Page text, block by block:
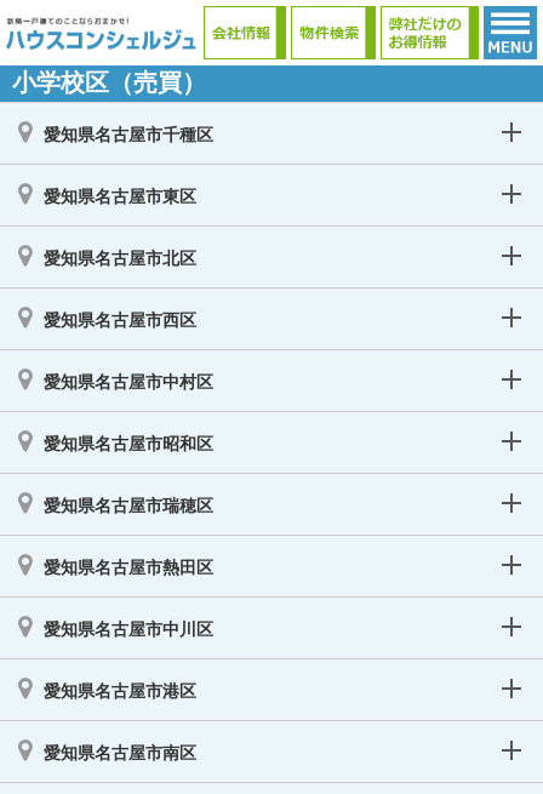
小学校区（売買）
愛知県名古屋市千種区
愛知県名古屋市東区
愛知県名古屋市北区
愛知県名古屋市西区
愛知県名古屋市中村区
愛知県名古屋市昭和区
愛知県名古屋市瑞穂区
愛知県名古屋市熱田区
愛知県名古屋市中川区
愛知県名古屋市港区
愛知県名古屋市南区